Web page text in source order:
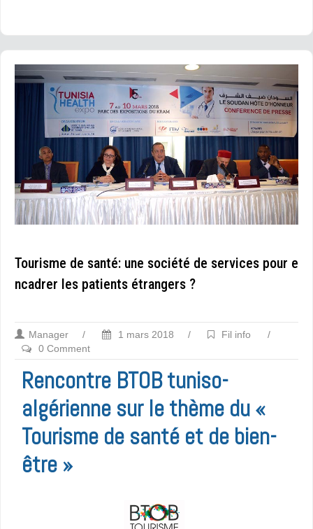
Tourisme de santé: une société de services pour e
ncadrer les patients étrangers ?
Manager / 1 mars 2018 / Fil info
/
0 Comment
Rencontre BTOB tuniso-
algérienne sur le thème du «
Tourisme de santé et de bien-
être »